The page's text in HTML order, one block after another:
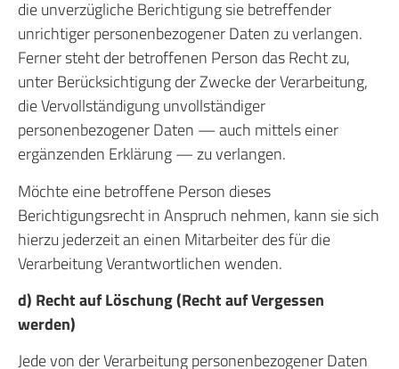
die unverzügliche Berichtigung sie betreffender
unrichtiger personenbezogener Daten zu verlangen.
Ferner steht der betroffenen Person das Recht zu,
unter Berücksichtigung der Zwecke der Verarbeitung,
die Vervollständigung unvollständiger
personenbezogener Daten — auch mittels einer
ergänzenden Erklärung — zu verlangen.
Möchte eine betroffene Person dieses
Berichtigungsrecht in Anspruch nehmen, kann sie sich
hierzu jederzeit an einen Mitarbeiter des für die
Verarbeitung Verantwortlichen wenden.
d) Recht auf Löschung (Recht auf Vergessen
werden)
Jede von der Verarbeitung personenbezogener Daten